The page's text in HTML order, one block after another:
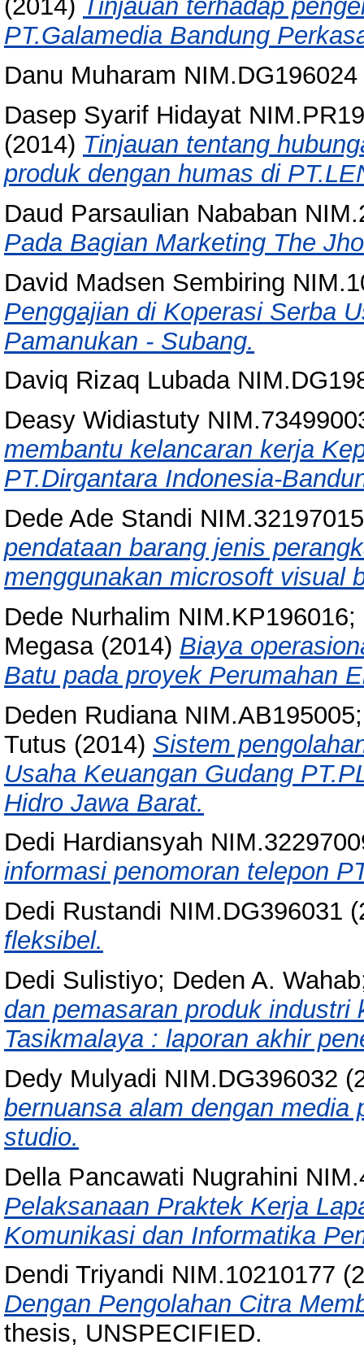
(2014) Tinjauan terhadap
PT.Galamedia Bandung
Danu Muharam NIM.DG196024
Dasep Syarif Hidayat
(2014) Tinjauan tentang
produk dengan humas di
Daud Parsaulian Nababan
Pada Bagian Marketing The
David Madsen Sembiring
Penggajian di Koperasi Serba
Pamanukan - Subang.
Daviq Rizaq Lubada
Deasy Widiastuty
membantu kelancaran kerja
PT.Dirgantara Indonesia-
Dede Ade Standi NIM.32197015
pendataan barang jenis
menggunakan microsoft visual
Dede Nurhalim
Megasa(2014) Biaya
Batu pada proyek Perumahan
Deden Rudiana
Tutus (2014) Sistem
Usaha Keuangan Gudang
Hidro Jawa Barat.
Dedi Hardiansyah
informasi penomoran telepon
Dedi Rustandi NIM.DG396031
fleksibel.
Dedi Sulistiyo; Deden A.
dan pemasaran produk
Tasikmalaya : laporan akhir
Dedy Mulyadi NIM.DG396032
bernuansa alam dengan media
studio.
Della Pancawati Nugrahini
Pelaksanaan Praktek Kerja
Komunikasi dan Informatika
Dendi Triyandi NIM.10210177
Dengan Pengolahan Citra
thesis, UNSPECIFIED.